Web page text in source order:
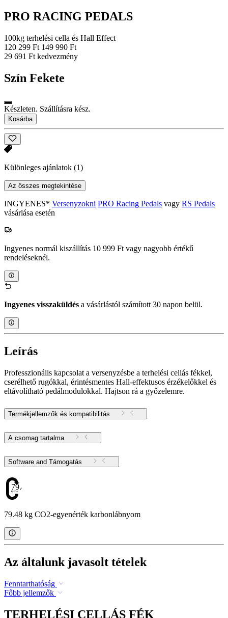
PRO RACING PEDALS
100kg terhelési cella és Hall Effect
120 299 Ft 149 990 Ft
29 691 Ft kedvezmény
Szín Fekete
Készleten. Szállításra kész.
Kosárba
Különleges ajánlatok (1)
Az összes megtekintése
INGYENES* Versenyzokni PRO Racing Pedals vagy RS Pedals
vásárlása esetén
Ingyenes normál kiszállítás 10 999 Ft vagy nagyobb értékű
rendeléseknél.
Ingyenes visszaküldés a vásárlástól számított 30 napon belül.
Leírás
Professzionális kapcsolat a versenyzésbe a terhelési cellás fékkel,
cserélhető rugókkal, érintésmentes Hall-effektusos érzékelőkkel és
eltávolítható pedálmodulokkal. Hajtson rá a győzelemre.
Termékjellemzők és kompatibilitás
A csomag tartalma
Software and Támogatás
79.48
79.48 kg CO2-egyenérték karbonlábnyom
Az általunk javasolt tételek
Fenntarthatóság
Főbb jellemzők
TERHELÉSI CELLÁS FÉK